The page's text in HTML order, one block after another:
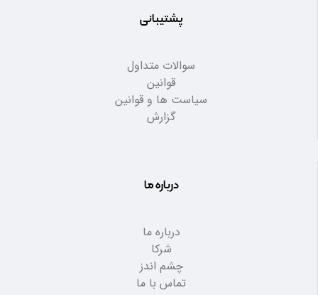
پشتیبانی
سوالات متداول
قوانین
سیاست ها و قوانین
گزارش
درباره ما
درباره ما
شرکا
چشم اندز
تماس با ما